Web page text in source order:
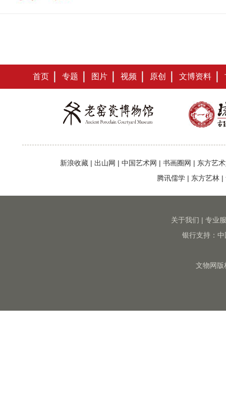
首页 专题 图片 视频 原创 文博资料
新浪收藏 | 出山网 | 中国艺术网 | 书画圈网 | 东方艺
腾讯儒学 | 东方艺林 |
关于我们 | 专业
银行支持：
文物网